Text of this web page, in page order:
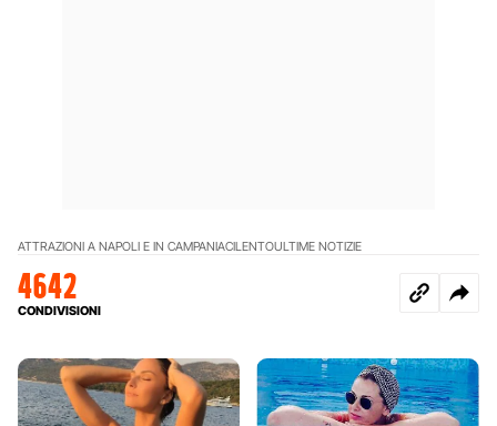
ATTRAZIONI A NAPOLI E IN CAMPANIACILENTOULTIME NOTIZIE
4642
CONDIVISIONI